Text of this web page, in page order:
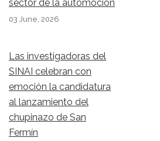
sector de la automoción
03 June, 2026
Las investigadoras del
SINAI celebran con
emoción la candidatura
al lanzamiento del
chupinazo de San
Fermín